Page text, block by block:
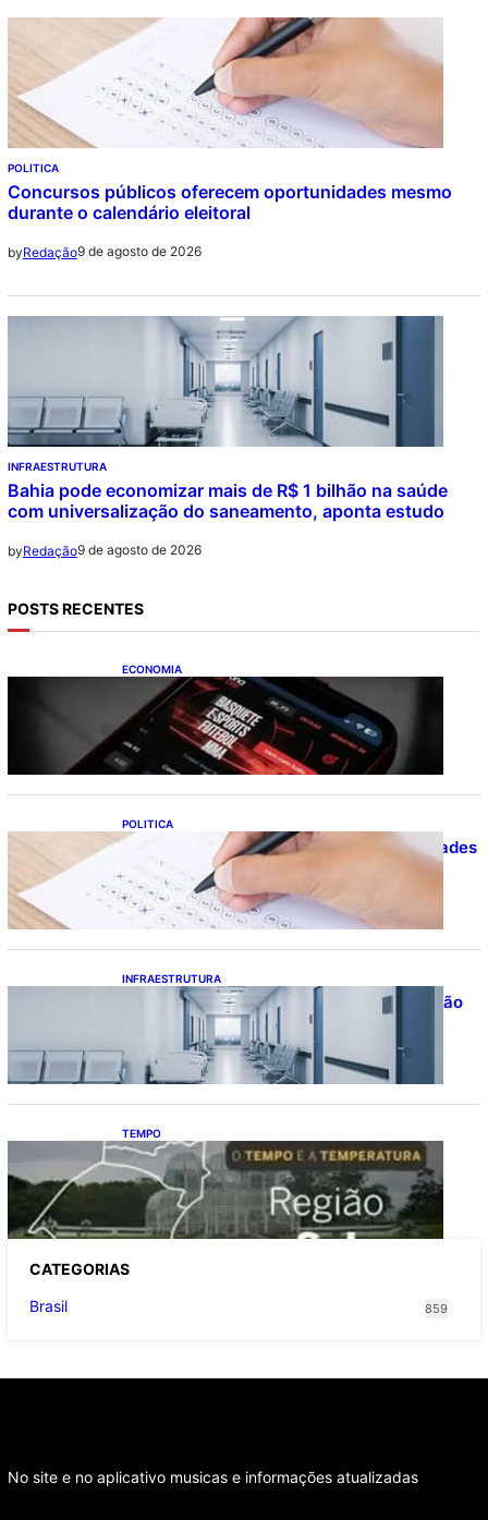
POLITICA
Concursos públicos oferecem oportunidades mesmo
durante o calendário eleitoral
byRedação9 de agosto de 2026
INFRAESTRUTURA
Bahia pode economizar mais de R$ 1 bilhão na saúde
com universalização do saneamento, aponta estudo
byRedação9 de agosto de 2026
POSTS RECENTES
ECONOMIA
Brasileiros tiveram prejuízo de R$ 62,5
bilhões com bets em 2025
POLITICA
Concursos públicos oferecem oportunidades
mesmo durante o calendário eleitoral
INFRAESTRUTURA
Bahia pode economizar mais de R$ 1 bilhão
na saúde com universalização do
saneamento, aponta estudo
TEMPO
O TEMPO E A TEMPERATURA: Sul terá
chuva, frio e possibilidade de trovoadas
neste domingo (9)
CATEGORIAS
Brasil
859
No site e no aplicativo musicas e informações atualizadas